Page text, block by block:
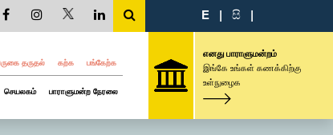
E | සි |
தருதல் கற்க பங்கேற்க
செயலகம் பாராளுமன்ற நேரலை
எனது பாராளுமன்றம்
இங்கே உங்கள் கணக்கிற்கு
உள்நுழைக